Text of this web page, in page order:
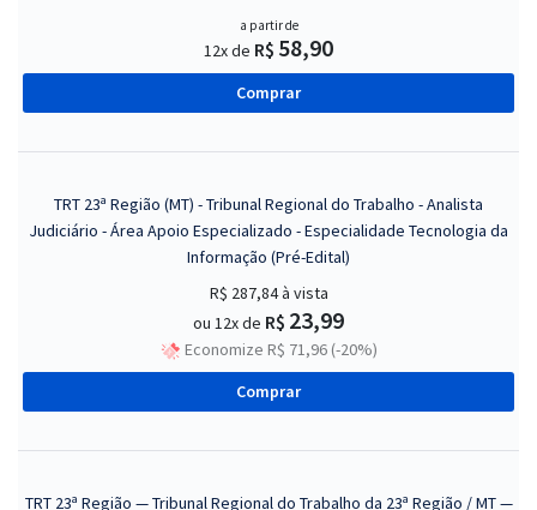
a partir de
12x de R$ 58,90
Comprar
TRT 23ª Região (MT) - Tribunal Regional do Trabalho - Analista
Judiciário - Área Apoio Especializado - Especialidade Tecnologia da
Informação (Pré-Edital)
R$ 287,84à vista
ou 12x de R$ 23,99
Economize R$ 71,96 (-20%)
Comprar
TRT 23ª Região — Tribunal Regional do Trabalho da 23ª Região / MT —